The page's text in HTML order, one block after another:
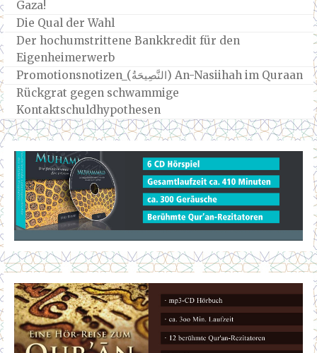
Gaza!
Die Qual der Wahl
Der hochumstrittene Bankkredit für den
Eigenheimerwerb
Promotionsnotizen_(النَّصِيحَةُ) An-Nasiihah im Quraan
Rückgrat gegen schwammige
Kontaktschuldhypothesen